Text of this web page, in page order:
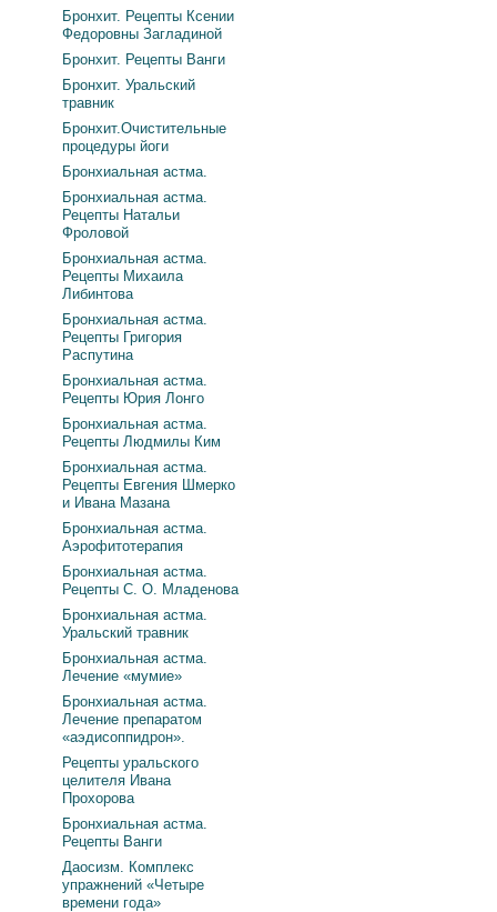
Бронхит. Рецепты Ксении
Федоровны Загладиной
Бронхит. Рецепты Ванги
Бронхит. Уральский
травник
Бронхит.Очистительные
процедуры йоги
Бронхиальная астма.
Бронхиальная астма.
Рецепты Натальи
Фроловой
Бронхиальная астма.
Рецепты Михаила
Либинтова
Бронхиальная астма.
Рецепты Григория
Распутина
Бронхиальная астма.
Рецепты Юрия Лонго
Бронхиальная астма.
Рецепты Людмилы Ким
Бронхиальная астма.
Рецепты Евгения Шмерко
и Ивана Мазана
Бронхиальная астма.
Аэрофитотерапия
Бронхиальная астма.
Рецепты С. О. Младенова
Бронхиальная астма.
Уральский травник
Бронхиальная астма.
Лечение «мумие»
Бронхиальная астма.
Лечение препаратом
«аэдисоппидрон».
Рецепты уральского
целителя Ивана
Прохорова
Бронхиальная астма.
Рецепты Ванги
Даосизм. Комплекс
упражнений «Четыре
времени года»